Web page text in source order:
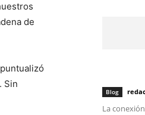
de
Sin
Blog
La